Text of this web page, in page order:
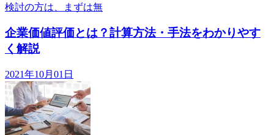
検討の方は、まずは無
企業価値評価とは？計算方法・手法をわかりやす
く解説
2021年10月01日